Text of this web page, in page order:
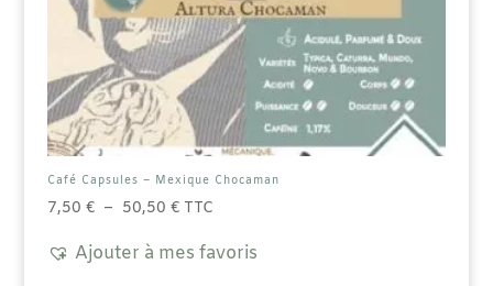
Café Capsules – Mexique Chocaman
7,50 € – 50,50 €Plage
prix :
TTC
Ajouter à mes favoris